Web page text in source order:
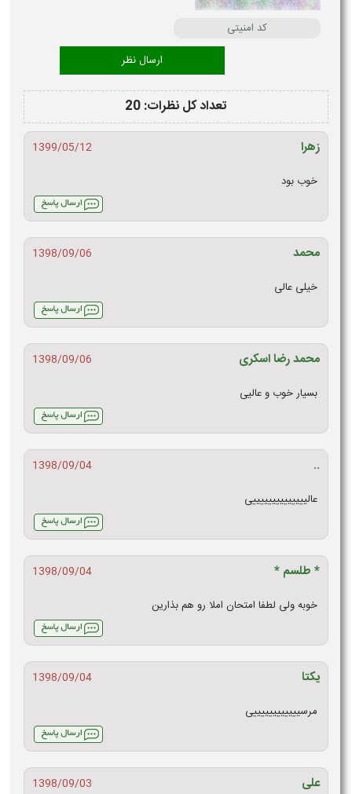
تعداد کل نظرات: 20
زهرا
1399/05/12
خوب بود
محمد
1398/09/06
خیلی عالی
محمد رضا اسکری
1398/09/06
بسیار خوب و عالیی
..
1398/09/04
عالییییییییییییییی
* طلسم *
1398/09/04
خوبه ولی لطفا امتحان املا رو هم بذارین
یکتا
1398/09/04
مرسییییییییییییی
علی
1398/09/03